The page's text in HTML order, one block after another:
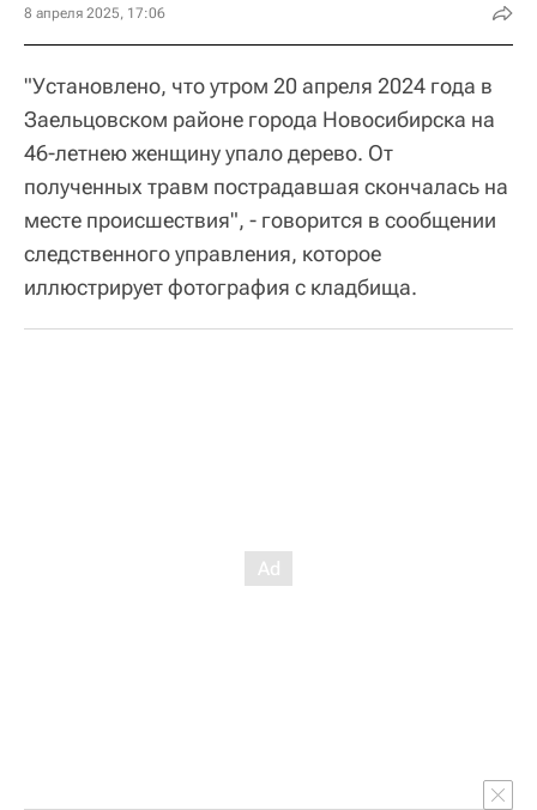
8 апреля 2025, 17:06
"Установлено, что утром 20 апреля 2024 года в
Заельцовском районе города Новосибирска на
46-летнею женщину упало дерево. От
полученных травм пострадавшая скончалась на
месте происшествия", - говорится в сообщении
следственного управления, которое
иллюстрирует фотография с кладбища.